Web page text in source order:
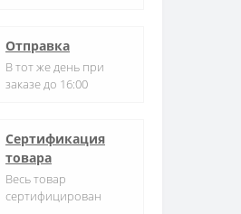
Отправка
В тот же день при
заказе до 16:00
Сертификация
товара
Весь товар
сертифицирован